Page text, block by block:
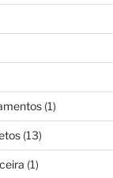
(1)
(13)
(1)